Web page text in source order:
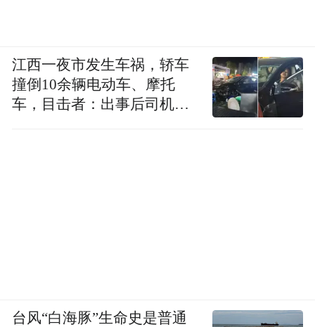
江西一夜市发生车祸，轿车
撞倒10余辆电动车、摩托
车，目击者：出事后司机一
台风“白海豚”生命史是普通